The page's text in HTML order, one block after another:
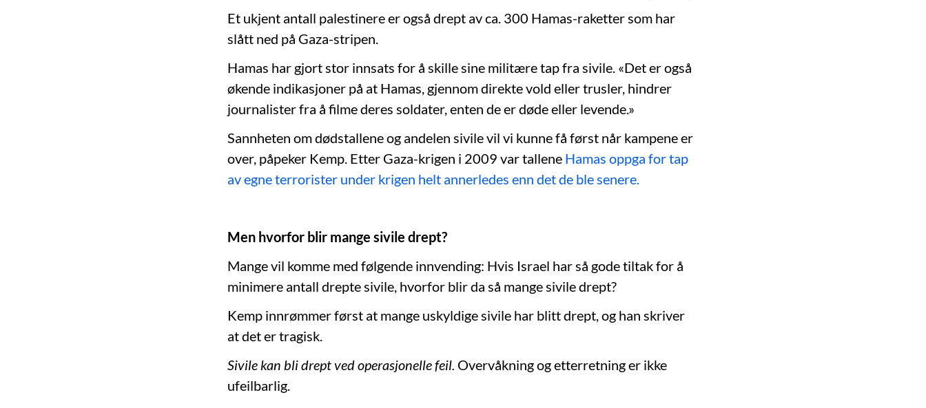
Et ukjent antall palestinere er også drept av ca. 300 Hamas-raketter som har
slått ned på Gaza-stripen.
Hamas har gjort stor innsats for å skille sine militære tap fra sivile. «Det er også
økende indikasjoner på at Hamas, gjennom direkte vold eller trusler, hindrer
journalister fra å filme deres soldater, enten de er døde eller levende.»
Sannheten om dødstallene og andelen sivile vil vi kunne få først når kampene er
over, påpeker Kemp. Etter Gaza-krigen i 2009 var tallene Hamas oppga for tap
av egne terrorister under krigen helt annerledes enn det de ble senere.
Men hvorfor blir mange sivile drept?
Mange vil komme med følgende innvending: Hvis Israel har så gode tiltak for å
minimere antall drepte sivile, hvorfor blir da så mange sivile drept?
Kemp innrømmer først at mange uskyldige sivile har blitt drept, og han skriver
at det er tragisk.
Sivile kan bli drept ved operasjonelle feil. Overvåkning og etterretning er ikke
ufeilbarlig.